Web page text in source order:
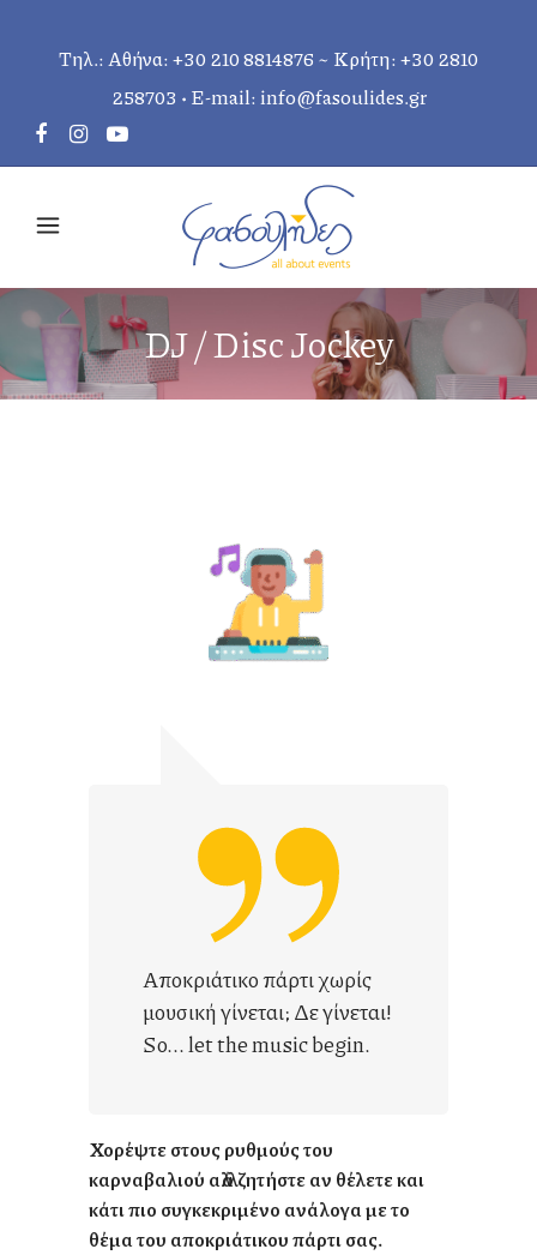
Τηλ.: Αθήνα:+30 210 8814876 ~ Κρήτη:+30 2810
258703 • E-mail:info@fasoulides.gr
DJ / Disc Jockey
Αποκριάτικο πάρτι χωρίς
μουσική γίνεται; Δε γίνεται!
So... let the music begin.
Χορέψτε στους ρυθμούς του
καρναβαλιού αλλά ζητήστε αν θέλετε και
κάτι πιο συγκεκριμένο ανάλογα με το
θέμα του αποκριάτικου πάρτι σας.